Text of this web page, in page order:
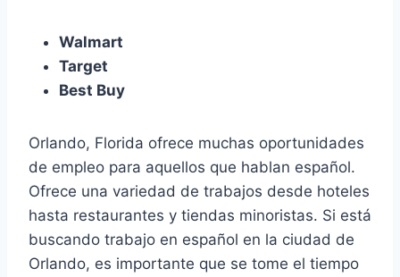
Walmart
Target
Best Buy
Orlando, Florida ofrece muchas oportunidades
de empleo para aquellos que hablan español.
Ofrece una variedad de trabajos desde hoteles
hasta restaurantes y tiendas minoristas. Si está
buscando trabajo en español en la ciudad de
Orlando, es importante que se tome el tiempo